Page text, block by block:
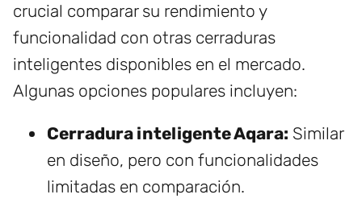
crucial comparar su rendimiento y
funcionalidad con otras cerraduras
inteligentes disponibles en el mercado.
Algunas opciones populares incluyen:
Cerradura inteligente Aqara: Similar
en diseño, pero con funcionalidades
limitadas en comparación.